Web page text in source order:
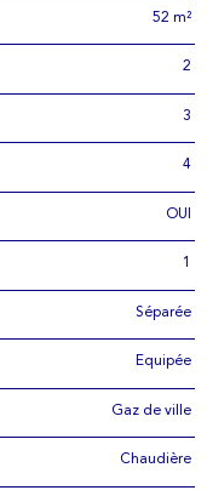
52 m²
2
3
4
OUI
1
Séparée
Equipée
Gaz de ville
Chaudière